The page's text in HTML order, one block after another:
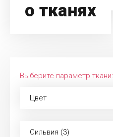
о тканях
Выберите параметр ткани:
Цвет
Сильвия (3)